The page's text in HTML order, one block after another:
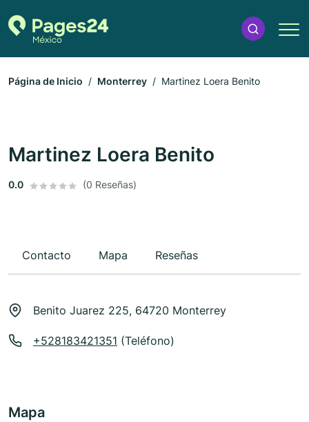
Página de Inicio Monterrey Martinez Loera Benito
Martinez Loera Benito
0.0 (0 Reseñas)
Contacto Mapa Reseñas
Benito Juarez 225, 64720 Monterrey
+528183421351 (Teléfono)
Mapa